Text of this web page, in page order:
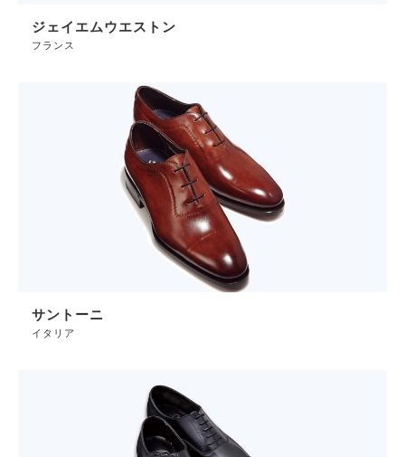
ジェイエムウエストン
フランス
サントーニ
イタリア